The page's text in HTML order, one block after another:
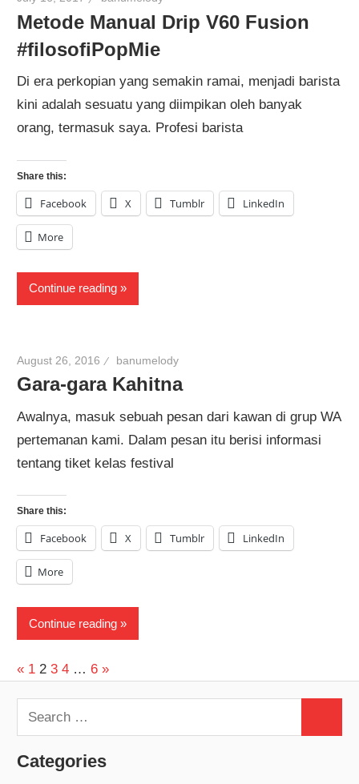
Metode Manual Drip V60 Fusion
#filosofiPopMie
Di era perkopian yang semakin ramai, menjadi barista
kini adalah sesuatu yang diimpikan oleh banyak
orang, termasuk saya. Profesi barista
Share this:
Facebook X Tumblr LinkedIn
More
Continue reading
August 26, 2016 banumelody
Gara-gara Kahitna
Awalnya, masuk sebuah pesan dari kawan di grup WA
pertemanan kami. Dalam pesan itu berisi informasi
tentang tiket kelas festival
Share this:
Facebook X Tumblr LinkedIn
More
Continue reading
Posts
pagination
«Previous
1 2 3 4 … 6 Next
»
Search
for:
Categories